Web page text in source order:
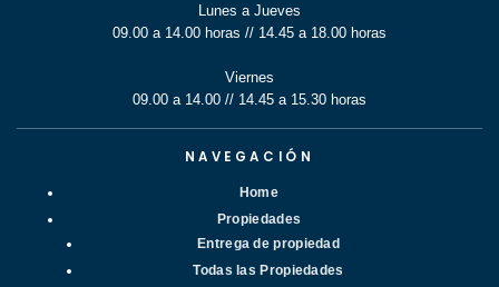
Lunes a Jueves
09.00 a 14.00 horas // 14.45 a 18.00 horas
Viernes
09.00 a 14.00 // 14.45 a 15.30 horas
NAVEGACIÓN
Home
Propiedades
Entrega de propiedad
Todas las Propiedades